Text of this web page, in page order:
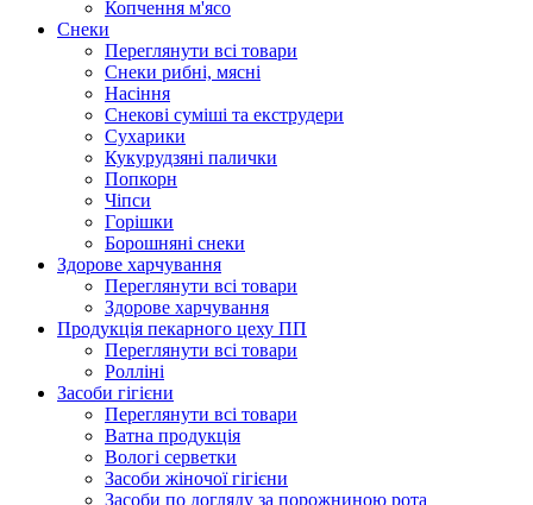
Копчення м'ясо
Снеки
Переглянути всі товари
Снеки рибні, мясні
Насіння
Снекові суміші та екструдери
Сухарики
Кукурудзяні пaлички
Попкорн
Чіпси
Гoрішки
Борошняні снеки
Здорове харчування
Переглянути всі товари
Здорове харчування
Продукцiя пекарного цеху ПП
Переглянути всі товари
Ролліні
Засоби гігієни
Переглянути всі товари
Ватна продукція
Вологi серветки
Засоби жіночої гігієни
Засоби по догляду за порожниною рота